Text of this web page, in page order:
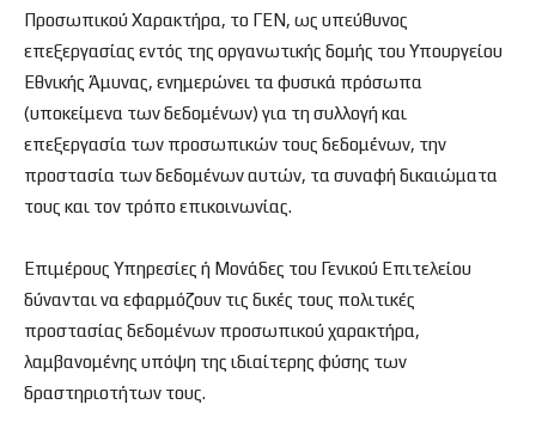
Προσωπικού Χαρακτήρα, το ΓΕΝ, ως υπεύθυνος
επεξεργασίας εντός της οργανωτικής δομής του Υπουργείου
Εθνικής Άμυνας, ενημερώνει τα φυσικά πρόσωπα
(υποκείμενα των δεδομένων) για τη συλλογή και
επεξεργασία των προσωπικών τους δεδομένων, την
προστασία των δεδομένων αυτών, τα συναφή δικαιώματα
τους και τον τρόπο επικοινωνίας.
Επιμέρους Υπηρεσίες ή Μονάδες του Γενικού Επιτελείου
δύνανται να εφαρμόζουν τις δικές τους πολιτικές
προστασίας δεδομένων προσωπικού χαρακτήρα,
λαμβανομένης υπόψη της ιδιαίτερης φύσης των
δραστηριοτήτων τους.